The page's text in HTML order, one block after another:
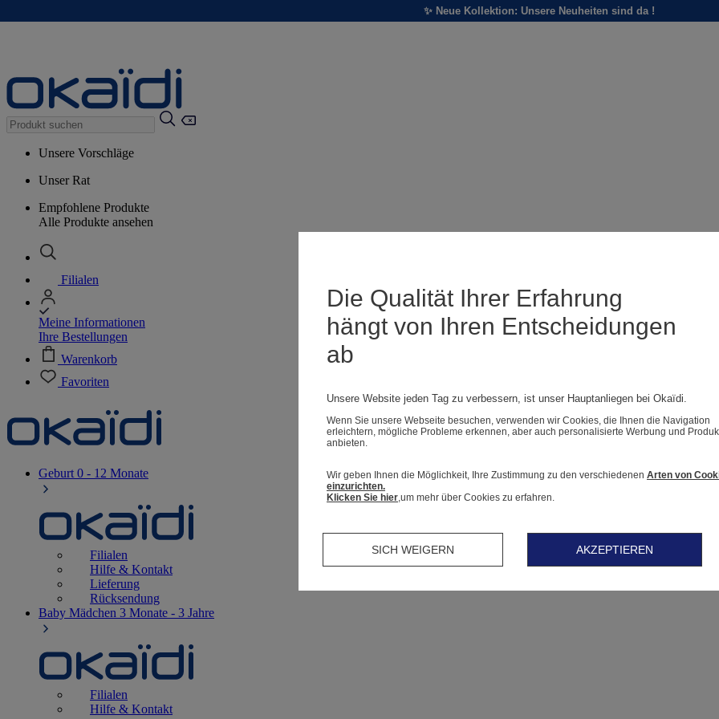
✨ Neue Kollektion: Unsere Neuheiten sind da !
Unsere Vorschläge
Unser Rat
Empfohlene Produkte
Alle Produkte ansehen
Filialen
Meine Informationen
Ihre Bestellungen
Warenkorb
Favoriten
Geburt 0 - 12 Monate
Filialen
Hilfe & Kontakt
Lieferung
Rücksendung
Baby Mädchen 3 Monate - 3 Jahre
Filialen
Hilfe & Kontakt
Die Qualität Ihrer Erfahrung
hängt von Ihren Entscheidungen
ab
Unsere Website jeden Tag zu verbessern, ist unser Hauptanliegen bei Okaïdi.
Wenn Sie unsere Webseite besuchen, verwenden wir Cookies, die Ihnen die Navigation
erleichtern, mögliche Probleme erkennen, aber auch personalisierte Werbung und
anbieten.
Wir geben Ihnen die Möglichkeit, Ihre Zustimmung zu den verschiedenen Arten von
einzurichten.
Klicken Sie hier ,um mehr über Cookies zu erfahren.
SICH WEIGERN AKZEPTIEREN